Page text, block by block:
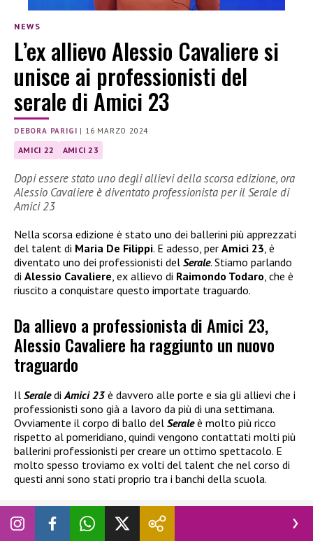
NEWS
L’ex allievo Alessio Cavaliere si
unisce ai professionisti del
serale di Amici 23
DEBORA PARIGI | 16 MARZO 2024
AMICI 22 AMICI 23
Dopi essere stato uno degli allievi della scorsa edizione, ora
Alessio Cavaliere è diventato professionista per il Serale di
Amici 23
Nella scorsa edizione è stato uno dei ballerini più apprezzati
del talent di Maria De Filippi. E adesso, per Amici 23 , è
diventato uno dei professionisti del Serale. Stiamo parlando
di Alessio Cavaliere , ex allievo di Raimondo Todaro , che è
riuscito a conquistare questo importate traguardo.
Da allievo a professionista di Amici 23,
Alessio Cavaliere ha raggiunto un nuovo
traguardo
Il SeralediAmici 23 è davvero alle porte e sia gli allievi che i
professionisti sono già a lavoro da più di una settimana.
Ovviamente il corpo di ballo del Seraleè molto più ricco
rispetto al pomeridiano, quindi vengono contattati molti più
ballerini professionisti per creare un ottimo spettacolo. E
molto spesso troviamo ex volti del talent che nel corso di
questi anni sono stati proprio tra i banchi della scuola.